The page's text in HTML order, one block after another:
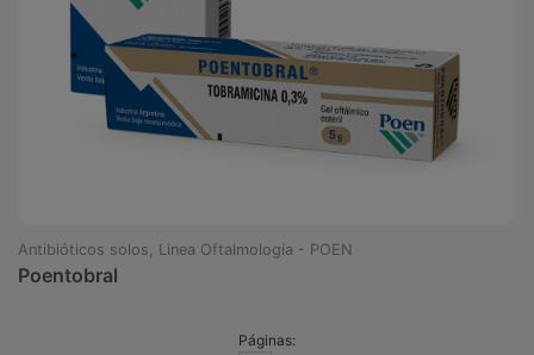
Antibióticos solos, Linea Oftalmología - POEN
Poentobral
Páginas: